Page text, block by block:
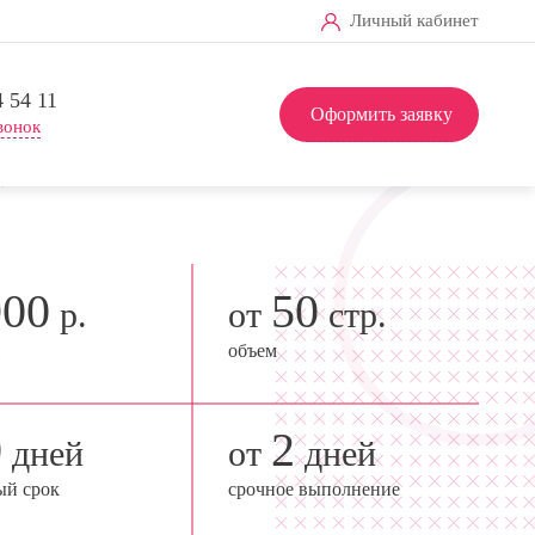
Личный кабинет
54 11
Оформить заявку
р. от 50стр.
объем
дней
срок
от 2дней
срочное выполнение